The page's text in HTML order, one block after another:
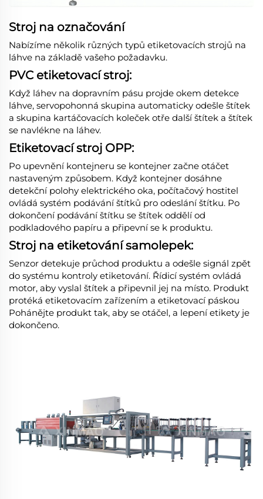
Stroj na označování
Nabízíme několik různých typů etiketovacích strojů na
láhve na základě vašeho požadavku.
PVC etiketovací stroj:
Když láhev na dopravním pásu projde okem detekce
láhve, servopohonná skupina automaticky odešle štítek
a skupina kartáčovacích koleček otře další štítek a štítek
se navlékne na láhev.
Etiketovací stroj OPP:
Po upevnění kontejneru se kontejner začne otáčet
nastaveným způsobem. Když kontejner dosáhne
detekční polohy elektrického oka, počítačový hostitel
ovládá systém podávání štítků pro odeslání štítku. Po
dokončení podávání štítku se štítek oddělí od
podkladového papíru a připevní se k produktu.
Stroj na etiketování samolepek:
Senzor detekuje průchod produktu a odešle signál zpět
do systému kontroly etiketování. Řídicí systém ovládá
motor, aby vyslal štítek a připevnil jej na místo. Produkt
protéká etiketovacím zařízením a etiketovací páskou
Pohánějte produkt tak, aby se otáčel, a lepení etikety je
dokončeno.